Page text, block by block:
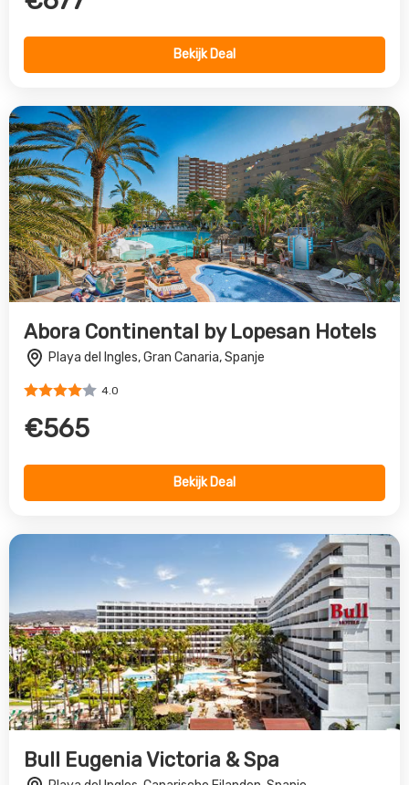
Playa del Ingles, Gran Canaria, Spanje
€565
Bekijk Deal
Bull Eugenia Victoria & Spa
Playa del Ingles, Canarische Eilanden, Spanje
€836
Bekijk Deal